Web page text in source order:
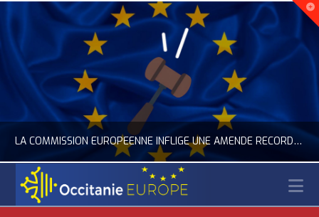
LA COMMISSION EUROPÉENNE INFLIGE UNE AMENDE RECORD À GOOGLE